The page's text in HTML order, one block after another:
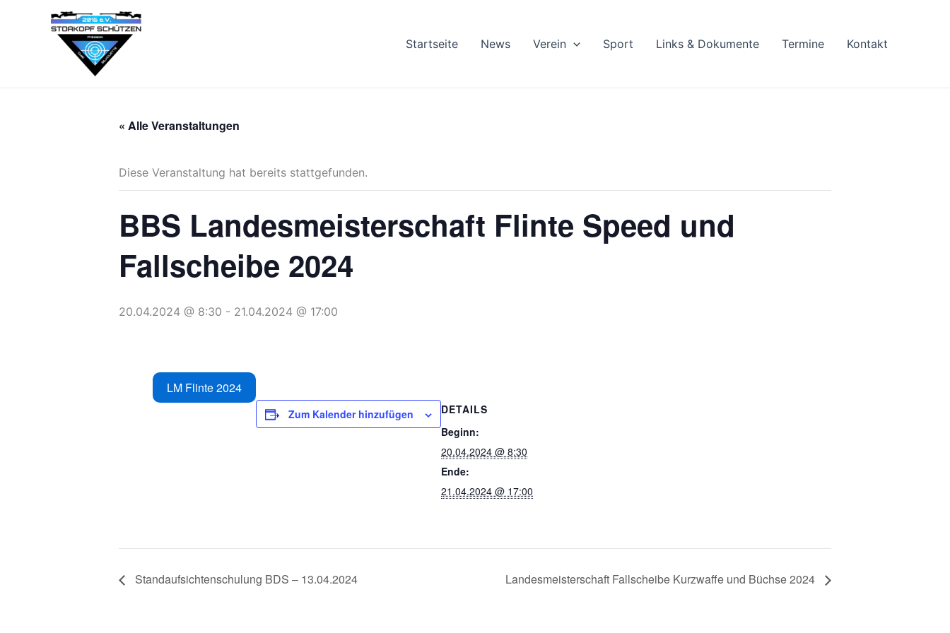
Startseite News Verein Sport Links & Dokumente Termine Kontakt
« Alle Veranstaltungen
Diese Veranstaltung hat bereits stattgefunden.
BBS Landesmeisterschaft Flinte Speed und
Fallscheibe 2024
20.04.2024 @ 8:30 - 21.04.2024 @ 17:00
LM Flinte 2024
Zum Kalender hinzufügen
DETAILS
Beginn:
20.04.2024 @ 8:30
Ende:
21.04.2024 @ 17:00
Standaufsichtenschulung BDS – 13.04.2024 Landesmeisterschaft Fallscheibe Kurzwaffe und Büchse 2024